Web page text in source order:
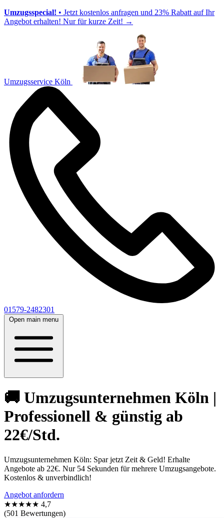
Umzugsspecial! • Jetzt kostenlos anfragen und 23% Rabatt auf Ihr
Angebot erhalten! Nur für kurze Zeit! →
Umzugsservice Köln
01579-2482301
Open main menu
🚚 Umzugsunternehmen Köln |
Professionell & günstig ab
22€/Std.
Umzugsunternehmen Köln: Spar jetzt Zeit & Geld! Erhalte
Angebote ab 22€. Nur 54 Sekunden für mehrere Umzugsangebote.
Kostenlos & unverbindlich!
Angebot anfordern
★★★★★ 4,7
(501 Bewertungen)